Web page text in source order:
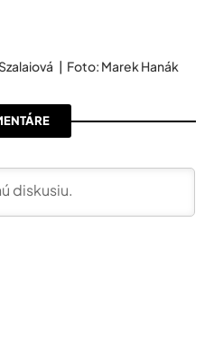
| Foto: Marek Hanák